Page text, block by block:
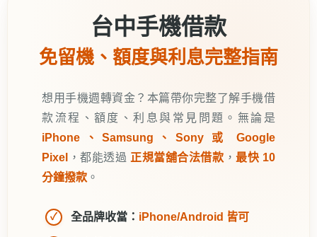
台中手機借款
免留機、額度與利息完整指南
想用手機週轉資金？本篇帶你完整了解手機借
款流程、額度、利息與常見問題。無論是
iPhone、Samsung、Sony 或 Google
Pixel
，都能透過 正規當舖合法借款 ， 最快 10
分鐘撥款 。
✓ 全品牌收當： iPhone/Android 皆可